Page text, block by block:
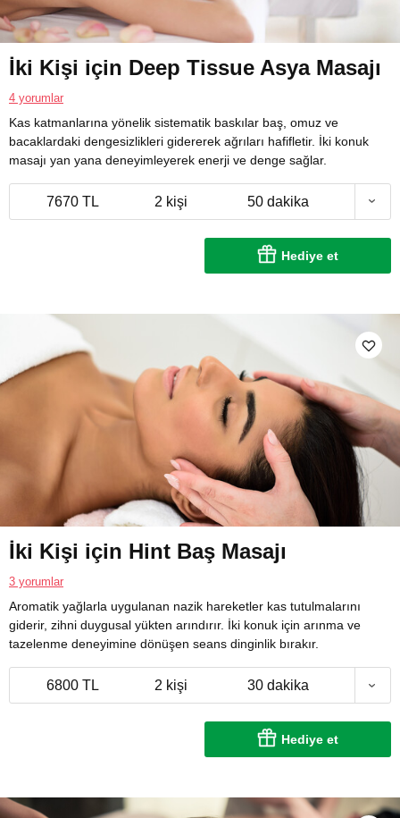
İki Kişi için Deep Tissue Asya Masajı
4 yorumlar
Kas katmanlarına yönelik sistematik baskılar baş, omuz ve
bacaklardaki dengesizlikleri gidererek ağrıları hafifletir. İki konuk
masajı yan yana deneyimleyerek enerji ve denge sağlar.
7670 TL 2 kişi 50 dakika
Hediye et
İki Kişi için Hint Baş Masajı
3 yorumlar
Aromatik yağlarla uygulanan nazik hareketler kas tutulmalarını
giderir, zihni duygusal yükten arındırır. İki konuk için arınma ve
tazelenme deneyimine dönüşen seans dinginlik bırakır.
6800 TL 2 kişi 30 dakika
Hediye et